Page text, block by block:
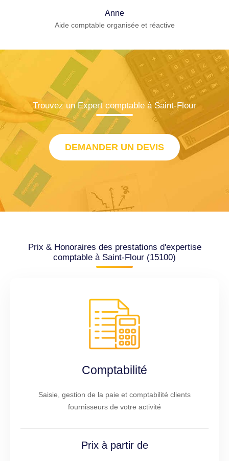
Anne
Aide comptable organisée et réactive
Trouvez un Expert comptable à Saint-Flour
DEMANDER UN DEVIS
Prix & Honoraires des prestations d'expertise
comptable à Saint-Flour (15100)
Comptabilité
Saisie, gestion de la paie et comptabilité clients
fournisseurs de votre activité
Prix à partir de